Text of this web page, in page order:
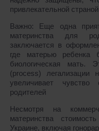
привлекательной
Важно: Еще одна
материнства для
заключается в
где матерью ребенка
биологическая мать.
(process) легализации
увеличивает чувство
родителей
Несмотря на
материнства
Украине, включая